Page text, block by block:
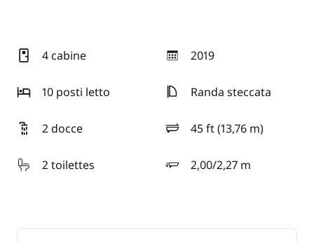
4 cabine 2019
anno
10 posti letto
Randa steccata
2 docce 45 ft (13,76 m)
lunghezza
2 toilettes
2,00/2,27 m
pescaggio